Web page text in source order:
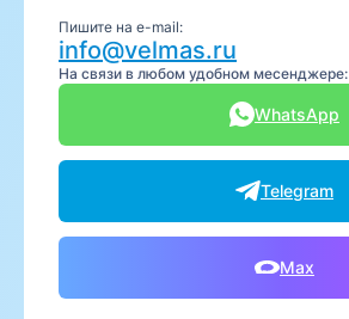
Пишите на e-mail:
info@velmas.ru
На связи в любом удобном месенджере:
WhatsApp
Telegram
Max